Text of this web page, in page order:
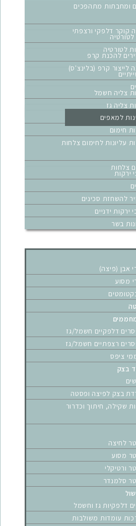
ומחבתות מתהפכים
קוקר דלפקי ורצפתי
לטורטיה
להכנת קרפ
לייצור קרפ (בלינצ'ס)
צליה חשמל
צליה גז
לנקניקיות
למאפים
חימום
עליונות לחימום צלחות
צלחות
ירקות
להשחזת סכינים
ירקות ידניים
בשר
אבן (פיצה)
מסוע
דלפקיים חשמל/גז
רצפתיים חשמל/גז
ציפס
בצק
בצק לפיצה ופסטה
שקילה, חיתוך וכדרור
לחיצה
מסוע
ורטיקלי
סלמנדר
דלפקיות גז וחשמל
עומדות משולבות